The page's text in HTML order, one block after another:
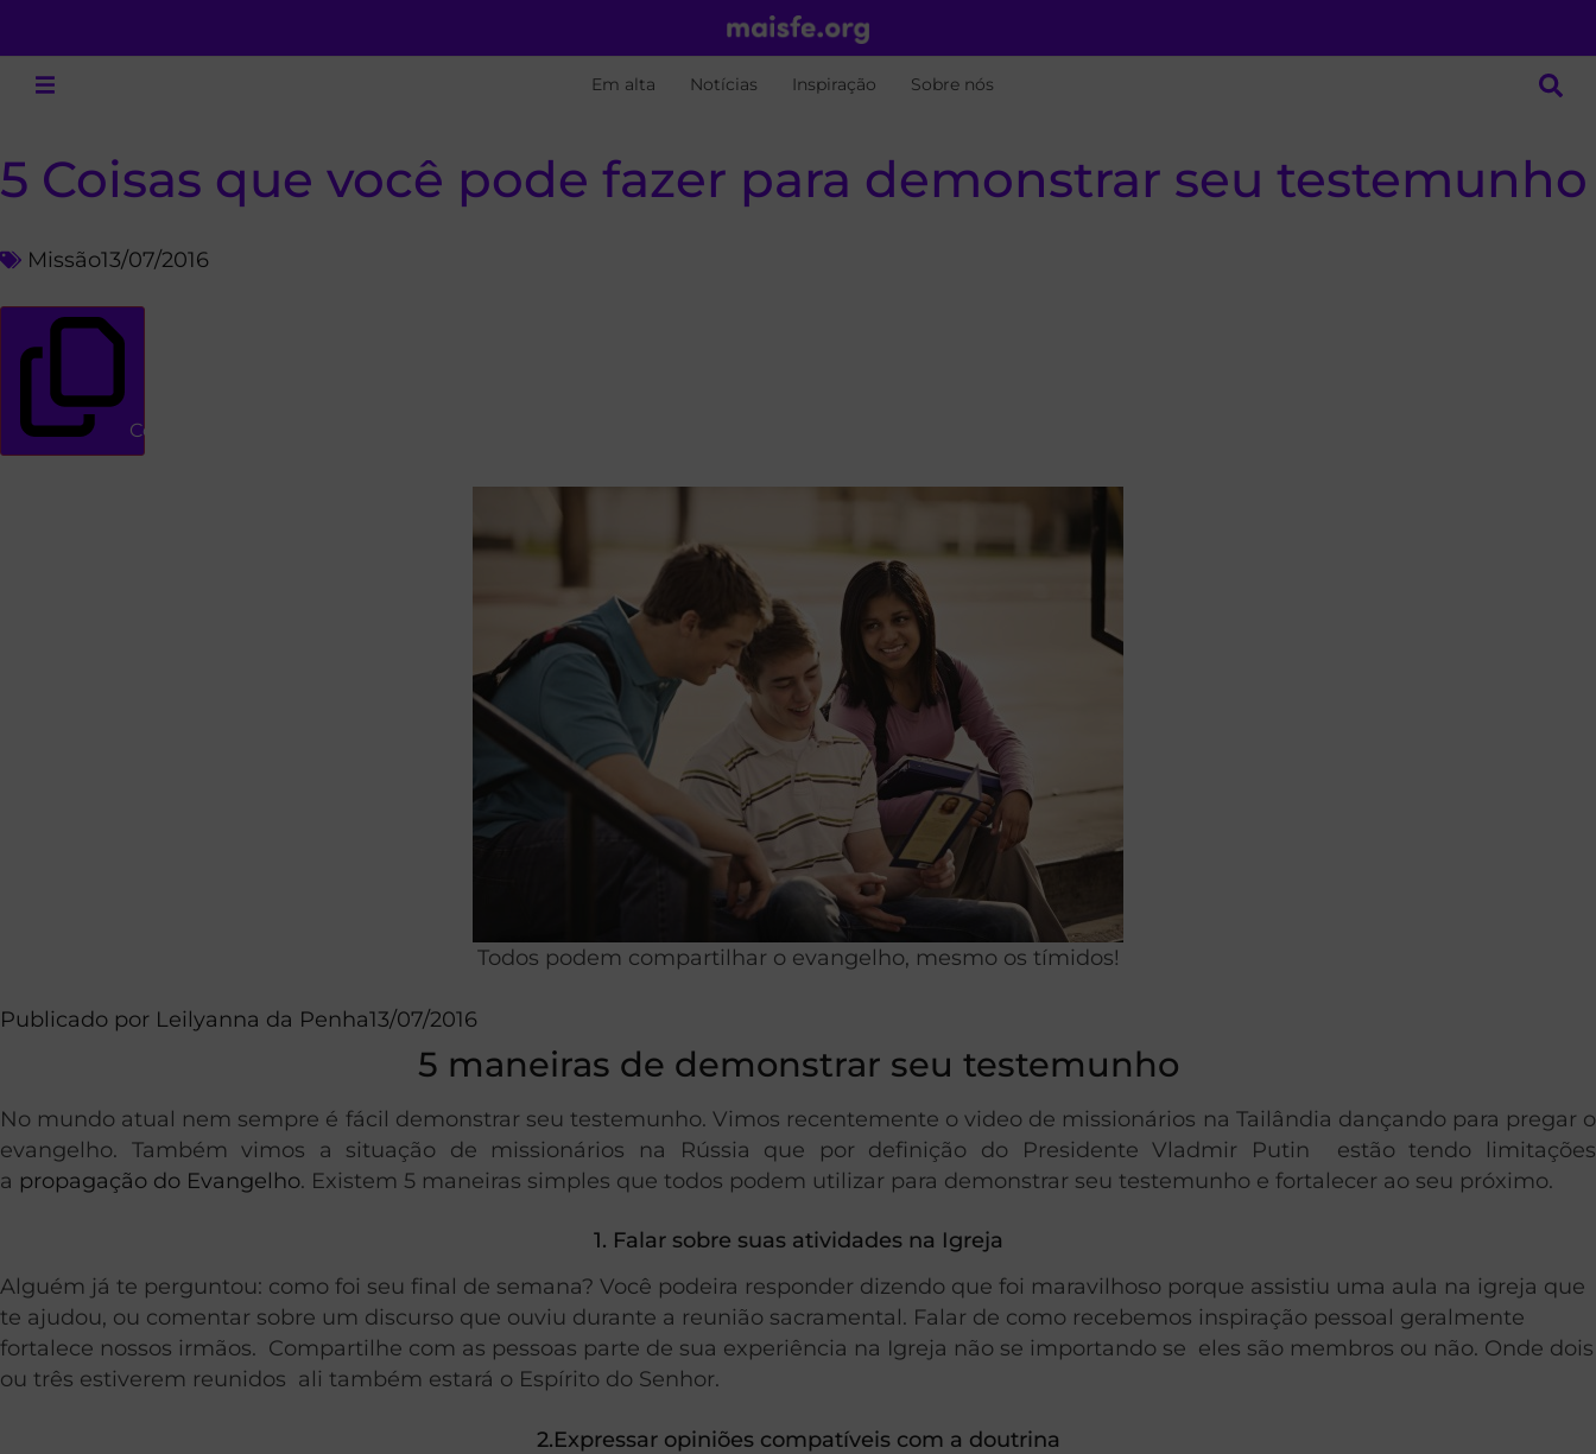
Em alta Notícias Inspiração Sobre nós
5 Coisas que você pode fazer para demonstrar seu testemunho
Missão13/07/2016
Copiar link
Todos podem compartilhar o evangelho, mesmo os tímidos!
Publicado por Leilyanna da Penha13/07/2016
5 maneiras de demonstrar seu testemunho
No mundo atual nem sempre é fácil demonstrar seu testemunho. Vimos recentemente o video de missionários na Tailândia dançando para pregar o
evangelho. Também vimos a situação de missionários na Rússia que por definição do Presidente Vladmir Putin estão tendo limitações
a propagação do Evangelho. Existem 5 maneiras simples que todos podem utilizar para demonstrar seu testemunho e fortalecer ao seu próximo.
1. Falar sobre suas atividades na Igreja
Alguém já te perguntou: como foi seu final de semana? Você podeira responder dizendo que foi maravilhoso porque assistiu uma aula na igreja que
te ajudou, ou comentar sobre um discurso que ouviu durante a reunião sacramental. Falar de como recebemos inspiração pessoal geralmente
fortalece nossos irmãos. Compartilhe com as pessoas parte de sua experiência na Igreja não se importando se eles são membros ou não. Onde dois
ou três estiverem reunidos ali também estará o Espírito do Senhor.
2.Expressar opiniões compatíveis com a doutrina